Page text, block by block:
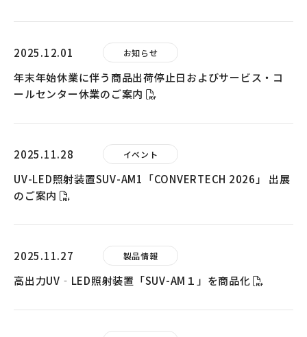
2025.12.01 お知らせ
年末年始休業に伴う商品出荷停止日およびサービス・コ
ールセンター休業のご案内
2025.11.28 イベント
UV-LED照射装置SUV-AM1「CONVERTECH 2026」 出展
のご案内
2025.11.27 製品情報
高出力UV‐LED照射装置「SUV-AM１」を商品化